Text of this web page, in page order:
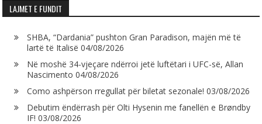
LAJMET E FUNDIT
SHBA, “Dardania” pushton Gran Paradison, majën më të
lartë të Italisë 04/08/2026
Në moshë 34-vjeçare ndërroi jetë luftëtari i UFC-së, Allan
Nascimento 04/08/2026
Como ashpërson rregullat për biletat sezonale! 03/08/2026
Debutim ëndërrash për Olti Hysenin me fanellën e Brøndby
IF! 03/08/2026